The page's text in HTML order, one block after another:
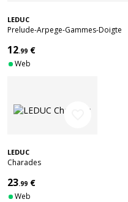
LEDUC
Prelude-Arpege-Gammes-Doigte
12.99 €
Web
LEDUC
Charades
23.99 €
Web